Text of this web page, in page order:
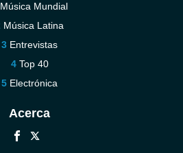
Música Mundial
Música Latina
Entrevistas
Top 40
Electrónica
Acerca